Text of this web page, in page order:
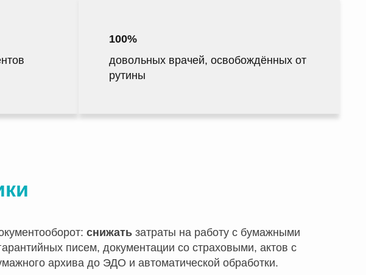
100%
довольных врачей, освобождённых от
рутины
снижать затраты на работу с бумажными
писем, документации со страховыми, актов с
архива до ЭДО и автоматической обработки.